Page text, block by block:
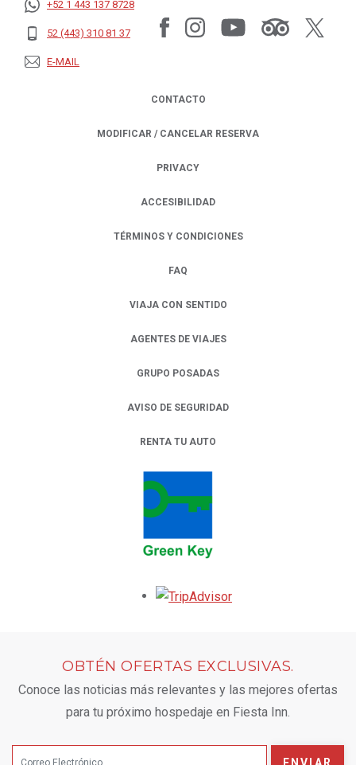
+52 1 443 137 8728
52 (443) 310 81 37
E-MAIL
CONTACTO
MODIFICAR / CANCELAR RESERVA
PRIVACY
OPENS IN A NEW TAB.
ACCESIBILIDAD
TÉRMINOS Y CONDICIONES
FAQ
VIAJA CON SENTIDO
AGENTES DE VIAJES
GRUPO POSADAS
AVISO DE SEGURIDAD
RENTA TU AUTO
OPENS IN A NEW TAB.
OBTÉN OFERTAS EXCLUSIVAS.
Conoce las noticias más relevantes y las mejores ofertas
para tu próximo hospedaje en Fiesta Inn.